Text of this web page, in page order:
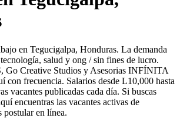
en Tegucigalpa, Honduras. La demanda
salud y ong / sin fines de lucro.
Go Creative Studios y Asesorias INFÍNITA
con frecuencia. Salarios desde L10,000 hasta
vacantes publicadas cada día. Si buscas
encuentras las vacantes activas de
postular en línea.